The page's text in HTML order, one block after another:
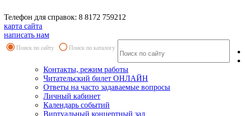
Телефон для справок: 8 8172 759212
карта сайта
написать нам
Поиск по сайту Поиск по каталогу
Контакты, режим работы
Читательский билет ОНЛАЙН
Ответы на часто задаваемые вопросы
Личный кабинет
Календарь событий
Виртуальный концертный зал